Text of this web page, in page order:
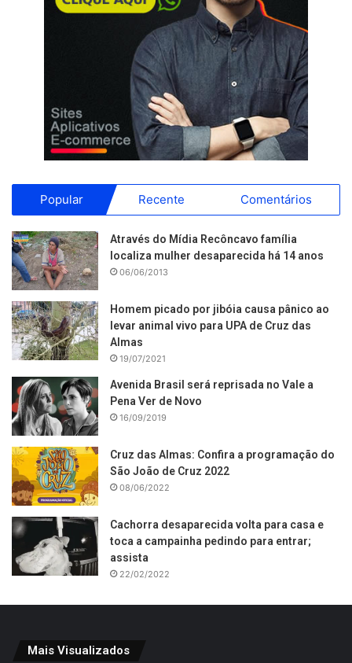
Popular Recente Comentários
Através do Mídia Recôncavo família
localiza mulher desaparecida há 14 anos
06/06/2013
Homem picado por jibóia causa pânico ao
levar animal vivo para UPA de Cruz das
Almas
19/07/2021
Avenida Brasil será reprisada no Vale a
Pena Ver de Novo
16/09/2019
Cruz das Almas: Confira a programação do
São João de Cruz 2022
08/06/2022
Cachorra desaparecida volta para casa e
toca a campainha pedindo para entrar;
assista
22/02/2022
Mais Visualizados